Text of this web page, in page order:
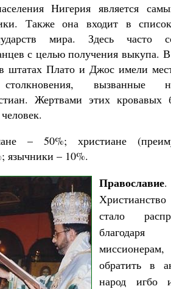
Нигерия является
Также она входит в
мира. Здесь часто
с целью получения выкупа.
штатах Плато и Джос имели
вызванные
Жертвами этих кровавых
– 50%; христиане
язычники – 10%.
Православие.
стало
благодаря
обратить в
народ игбо